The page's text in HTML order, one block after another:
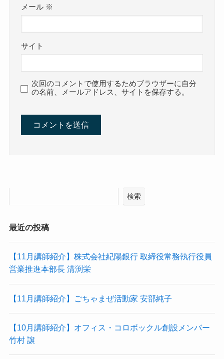
メール ※
サイト
次回のコメントで使用するためブラウザーに自分
の名前、メールアドレス、サイトを保存する。
検索
最近の投稿
【11月講師紹介】株式会社紀陽銀行 取締役常務執行役員
営業推進本部長 溝渕栄
【11月講師紹介】ごちゃまぜ活動家 安部純子
【10月講師紹介】オフィス・コロボックル創設メンバー
竹村 譲